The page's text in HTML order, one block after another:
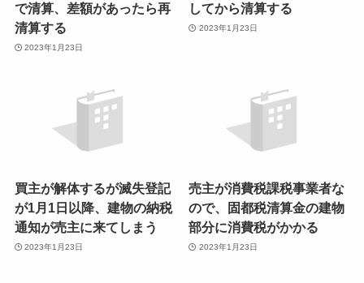
で清算、差額があったら再
清算する
2023年1月23日
してから清算する
2023年1月23日
買主が解体するが滅失登記
が1月1日以降、建物の納税
通知が売主に来てしまう
2023年1月23日
売主が消費税課税事業者な
ので、固都税清算金の建物
部分に消費税がかかる
2023年1月23日